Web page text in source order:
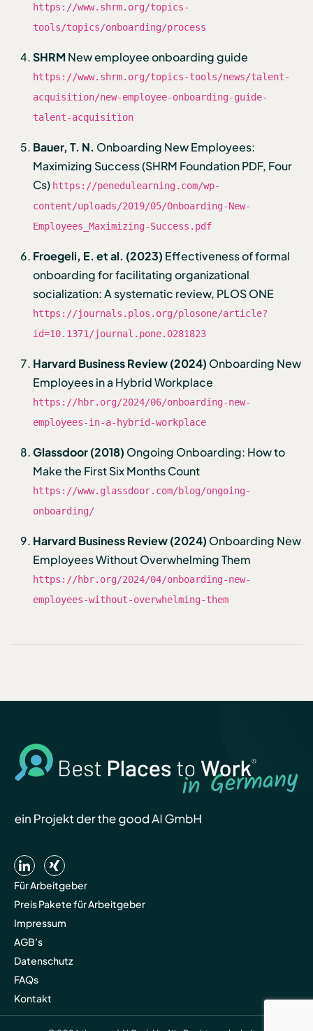
https://www.shrm.org/topics-
tools/topics/onboarding/process
SHRMNew employee onboarding guide
https://www.shrm.org/topics-tools/news/talent-
acquisition/new-employee-onboarding-guide-
talent-acquisition
Bauer, T. N. Onboarding New Employees:
Maximizing Success (SHRM Foundation PDF, Four
Cs) https://penedulearning.com/wp-
content/uploads/2019/05/Onboarding-New-
Employees_Maximizing-Success.pdf
Froegeli, E. et al. (2023) Effectiveness of formal
onboarding for facilitating organizational
socialization: A systematic review, PLOS ONE
https://journals.plos.org/plosone/article?
id=10.1371/journal.pone.0281823
Harvard Business Review (2024) Onboarding New
Employees in a Hybrid Workplace
https://hbr.org/2024/06/onboarding-new-
employees-in-a-hybrid-workplace
Glassdoor (2018) Ongoing Onboarding: How to
Make the First Six Months Count
https://www.glassdoor.com/blog/ongoing-
onboarding/
Harvard Business Review (2024) Onboarding New
Employees Without Overwhelming Them
https://hbr.org/2024/04/onboarding-new-
employees-without-overwhelming-them
Für Arbeitgeber
Preis Pakete für Arbeitgeber
Impressum
AGB’s
Datenschutz
FAQs
Kontakt